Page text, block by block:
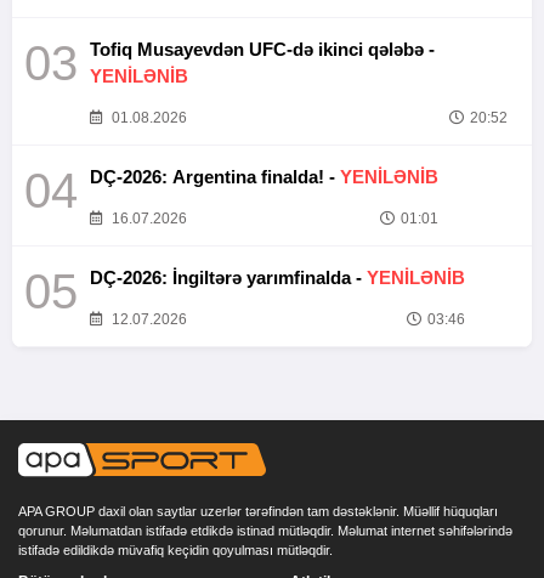
03
Tofiq Musayevdən UFC-də ikinci qələbə -
YENİLƏNİB
01.08.2026 20:52
04 DÇ-2026: Argentina finalda! - YENİLƏNİB
16.07.2026 01:01
05 DÇ-2026: İngiltərə yarımfinalda - YENİLƏNİB
12.07.2026 03:46
APA GROUP daxil olan saytlar uzerlər tərəfindən tam dəstəklənir. Müəllif hüquqları
qorunur. Məlumatdan istifadə etdikdə istinad mütləqdir. Məlumat internet səhifələrində
istifadə edildikdə müvafiq keçidin qoyulması mütləqdir.